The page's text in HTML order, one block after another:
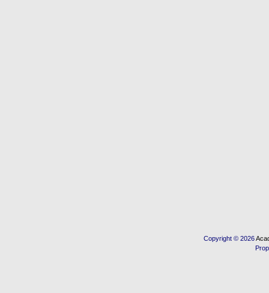
Copyright © 2026